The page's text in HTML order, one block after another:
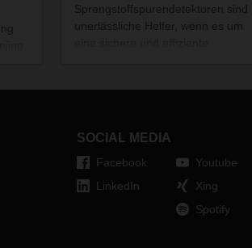
Sprengstoffspurendetektoren sind
unerlässliche Helfer, wenn es um
durchleuchten und analysieren die
SOCIAL MEDIA
Facebook
LinkedIn
Youtube
Xing
Spotify